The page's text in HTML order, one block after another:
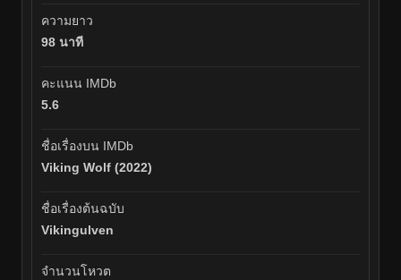
ความยาว
98 นาที
คะแนน IMDb
5.6
ชื่อเรื่องบน IMDb
Viking Wolf (2022)
ชื่อเรื่องต้นฉบับ
Vikingulven
จำนวนโหวต